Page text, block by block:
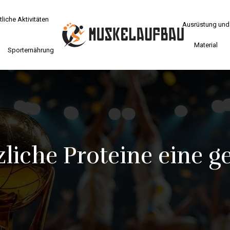
Aktivitäten
Sporternährung
Ausrüstung und
Material
Proteine eine